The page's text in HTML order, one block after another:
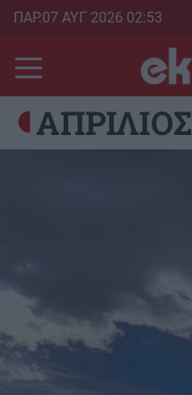
Skip
main
content
ΠΑΡ.07 ΑΥΓ 2026 02:53
ΑΠΡΙΛΙΟΣ